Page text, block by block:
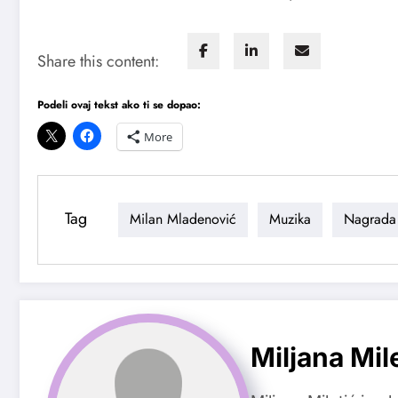
Share this content:
Podeli ovaj tekst ako ti se dopao:
More
Tag Milan Mladenović Muzika Nagrada
Miljana